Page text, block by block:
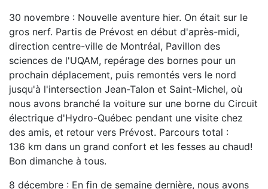
30 novembre : Nouvelle aventure hier. On était sur le
gros nerf. Partis de Prévost en début d'après-midi,
direction centre-ville de Montréal, Pavillon des
sciences de l'UQAM, repérage des bornes pour un
prochain déplacement, puis remontés vers le nord
jusqu'à l'intersection Jean-Talon et Saint-Michel, où
nous avons branché la voiture sur une borne du Circuit
électrique d'Hydro-Québec pendant une visite chez
des amis, et retour vers Prévost. Parcours total :
136 km dans un grand confort et les fesses au chaud!
Bon dimanche à tous.
8 décembre : En fin de semaine dernière, nous avons